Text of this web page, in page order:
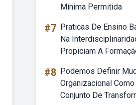
Mínima Permitida
#7 Praticas De Ensino
Na
Propiciam A
#8 Podemos Definir
Organizacional Como
Conjunto De